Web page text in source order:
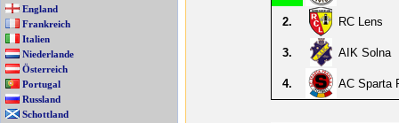
England
Frankreich
Italien
Niederlande
Österreich
Portugal
Russland
Schottland
2. RC Lens
3. AIK Solna
4. AC Sparta